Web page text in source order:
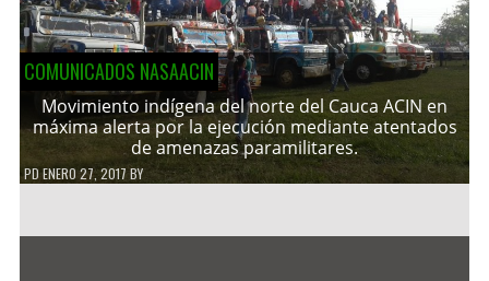
COMUNICADOS NASAACIN
Movimiento indígena del norte del Cauca ACIN en
máxima alerta por la ejecución mediante atentados
de amenazas paramilitares.
PDENERO 27, 2017 BY